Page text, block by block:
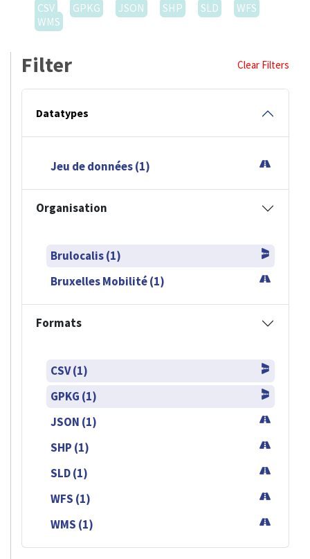
CSV
GPKG JSON SHP SLD
WFS
WMS
Filter Clear Filters
Datatypes
Jeu de données (1)
Organisation
Brulocalis (1)
Bruxelles Mobilité (1)
Formats
CSV (1)
GPKG (1)
JSON (1)
SHP (1)
SLD (1)
WFS (1)
WMS (1)